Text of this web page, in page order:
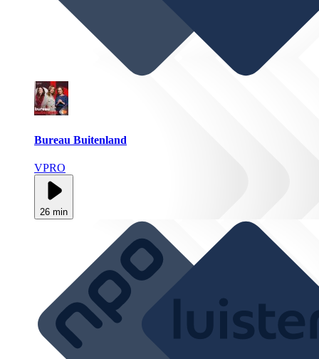
Bureau Buitenland
VPRO
26 min